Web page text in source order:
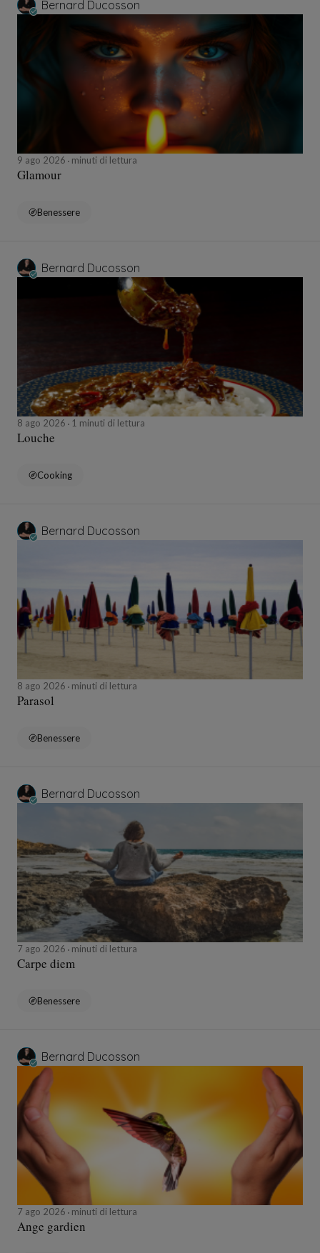
Bernard Ducosson
9 ago 2026 minuti di lettura
Glamour
Benessere
Bernard Ducosson
8 ago 2026 1 minuti di lettura
Louche
Cooking
Bernard Ducosson
8 ago 2026 minuti di lettura
Parasol
Benessere
Bernard Ducosson
7 ago 2026 minuti di lettura
Carpe diem
Benessere
Bernard Ducosson
7 ago 2026 minuti di lettura
Ange gardien